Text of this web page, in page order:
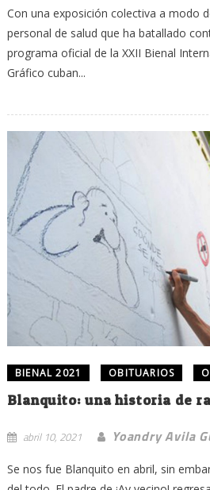
Con una exposición colectiva a modo
personal de salud que ha batallado
programa oficial de la XXII Bienal
Gráfico cuban...
BIENAL 2021 OBITUARIOS
Blanquito: una historia de
abril 10, 2021 Yoandry Avila
Se nos fue Blanquito en abril, sin